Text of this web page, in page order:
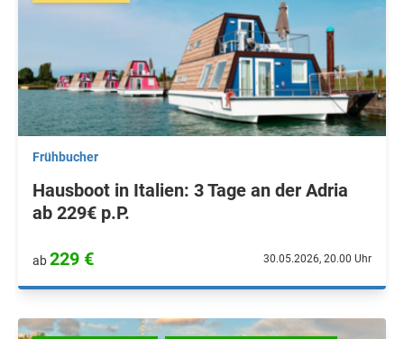
Frühbucher
Hausboot in Italien: 3 Tage an der Adria
ab 229€ p.P.
ab229 € 30.05.2026, 20.00 Uhr